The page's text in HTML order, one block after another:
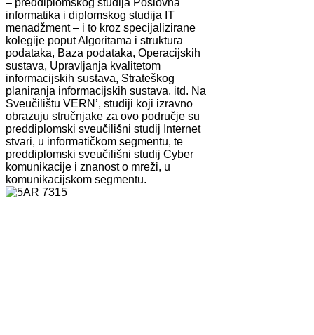
– preddiplomskog studija Poslovna
informatika i diplomskog studija IT
menadžment – i to kroz specijalizirane
kolegije poput Algoritama i struktura
podataka, Baza podataka, Operacijskih
sustava, Upravljanja kvalitetom
informacijskih sustava, Strateškog
planiranja informacijskih sustava, itd. Na
Sveučilištu VERN’, studiji koji izravno
obrazuju stručnjake za ovo područje su
preddiplomski sveučilišni studij Internet
stvari, u informatičkom segmentu, te
preddiplomski sveučilišni studij Cyber
komunikacije i znanost o mreži, u
komunikacijskom segmentu.